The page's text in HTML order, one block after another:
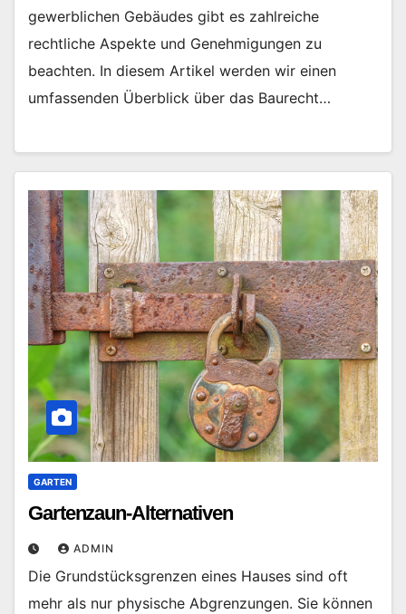
gewerblichen Gebäudes gibt es zahlreiche
rechtliche Aspekte und Genehmigungen zu
beachten. In diesem Artikel werden wir einen
umfassenden Überblick über das Baurecht…
GARTEN
Gartenzaun-Alternativen
ADMIN
Die Grundstücksgrenzen eines Hauses sind oft
mehr als nur physische Abgrenzungen. Sie können